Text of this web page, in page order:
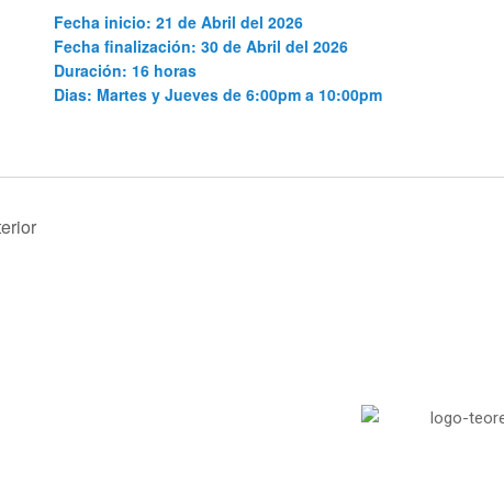
Fecha inicio: 21 de Abril del 2026
Fecha finalización: 30 de Abril del 2026
Duración: 16 horas
Dias: Martes y Jueves de 6:00pm a 10:00pm